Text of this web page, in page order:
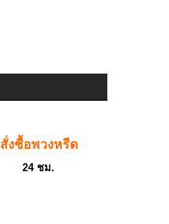
สั่งซื้อพวงหรีด
24 ชม.